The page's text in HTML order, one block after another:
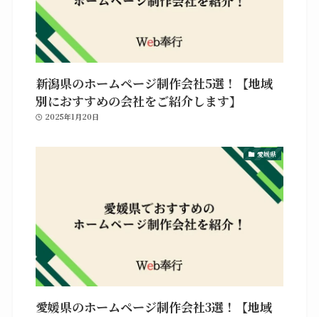
新潟県のホームページ制作会社5選！【地域
別におすすめの会社をご紹介します】
2025年1月20日
愛媛県
愛媛県のホームページ制作会社3選！【地域